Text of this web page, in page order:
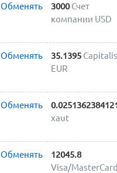
Обменять 3000 Счет
компании USD
Обменять 35.1395
EUR
Обменять
xaut
Обменять
12045.8
Visa/MasterCard